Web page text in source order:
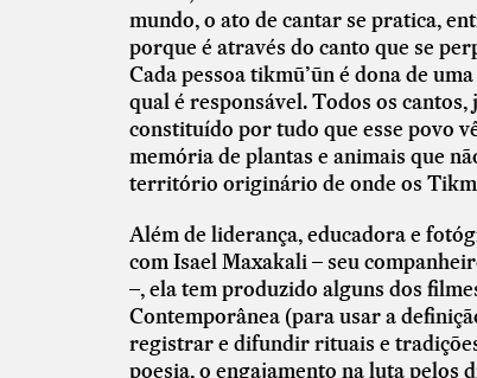
mundo, o ato de cantar se pratica,
porque é através do canto que se
Cada pessoa tikmũ’ũn é dona de
qual é responsável. Todos os
constituído por tudo que esse povo
memória de plantas e animais que
território originário de onde os
Além de liderança, educadora e
com Isael Maxakali – seu
–, ela tem produzido alguns dos
Contemporânea (para usar a
registrar e difundir rituais e
poesia, o engajamento na luta pelos